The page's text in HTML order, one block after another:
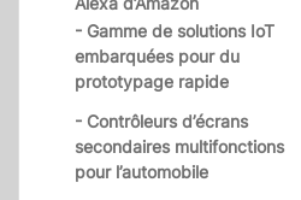
- Gamme de solutions IoT
embarquées pour du
prototypage rapide
- Contrôleurs d’écrans
secondaires multifonctions
pour l’automobile